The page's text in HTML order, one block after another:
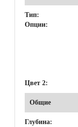
Тип:
Опции:
Цвет 2:
Общие
Глубина: